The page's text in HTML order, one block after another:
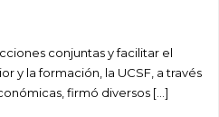
conjuntas y facilitar el
y la formación, la UCSF, a través
firmó diversos […]